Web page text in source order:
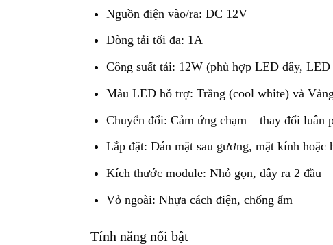
Nguồn điện vào/ra: DC 12V
Dòng tải tối đa: 1A
Công suất tải: 12W (phù hợp LED dây,
Màu LED hỗ trợ: Trắng (cool white) và
Chuyển đổi: Cảm ứng chạm – thay đổi luân
Lắp đặt: Dán mặt sau gương, mặt kính hoặc
Kích thước module: Nhỏ gọn, dây ra 2 đầu
Vỏ ngoài: Nhựa cách điện, chống ẩm
Tính năng nổi bật